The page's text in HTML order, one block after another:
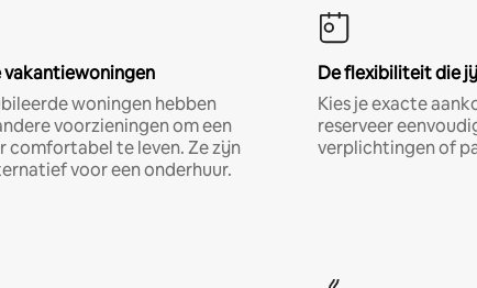
woningen hebben
voorzieningen om een
comfortabel te leven. Ze zijn
voor een onderhuur.
De flexibiliteit die
Kies je exacte
reserveer
verplichtingen of